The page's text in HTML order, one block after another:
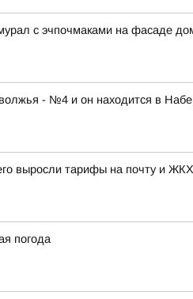
с эчпочмаками на фасаде
- №4 и он находится в
выросли тарифы на почту и ЖКХ
погода